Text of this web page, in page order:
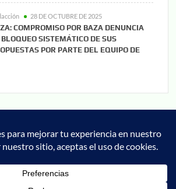
28 DE OCTUBRE DE 2025
COMPROMISO POR BAZA DENUNCIA
BLOQUEO SISTEMÁTICO DE SUS
POR PARTE DEL EQUIPO DE
Cultura
Deportes
Granada Actualidad